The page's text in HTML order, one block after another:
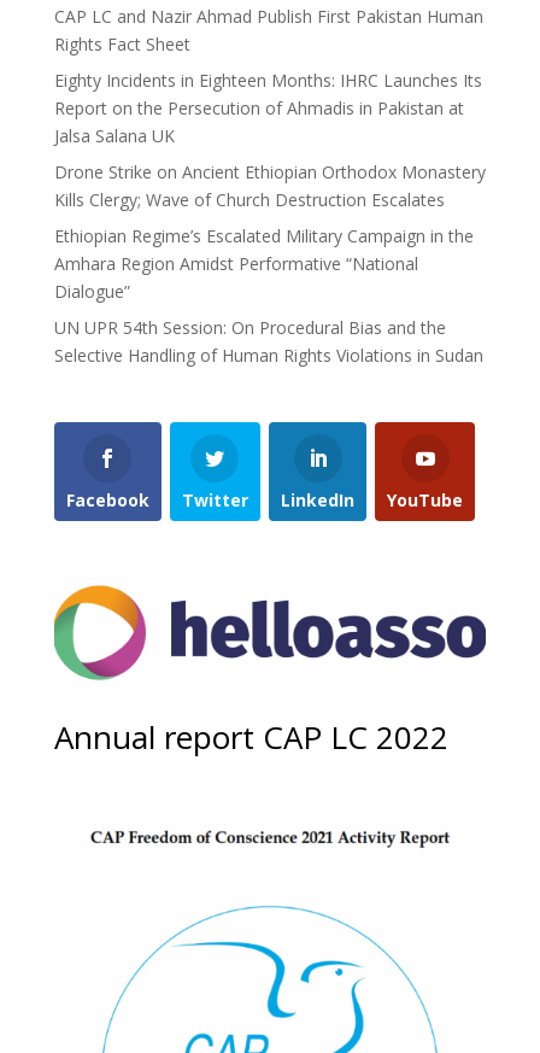
CAP LC and Nazir Ahmad Publish First Pakistan Human
Rights Fact Sheet
Eighty Incidents in Eighteen Months: IHRC Launches Its
Report on the Persecution of Ahmadis in Pakistan at
Jalsa Salana UK
Drone Strike on Ancient Ethiopian Orthodox Monastery
Kills Clergy; Wave of Church Destruction Escalates
Ethiopian Regime’s Escalated Military Campaign in the
Amhara Region Amidst Performative “National
Dialogue”
UN UPR 54th Session: On Procedural Bias and the
Selective Handling of Human Rights Violations in Sudan
Facebook Twitter LinkedIn YouTube
Annual report CAP LC 2022